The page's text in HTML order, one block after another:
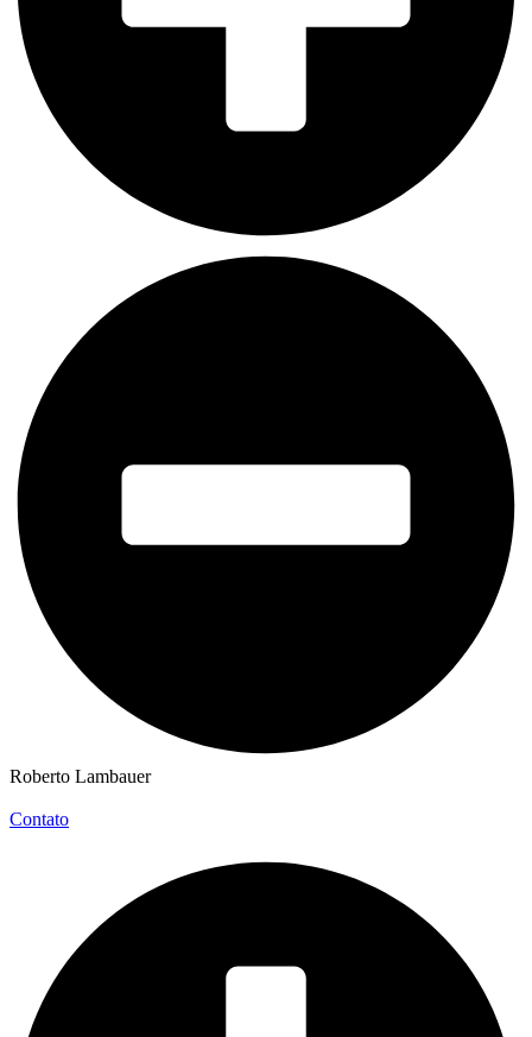
Roberto Lambauer
Contato